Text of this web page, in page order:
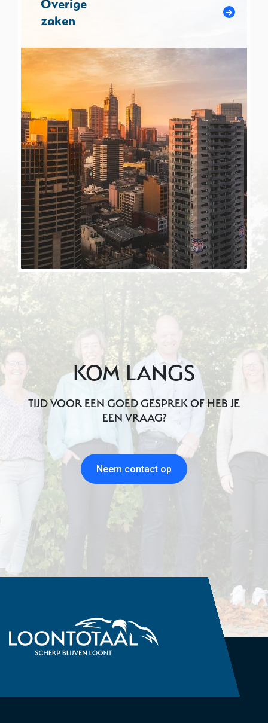
Overige
zaken
KOM LANGS
TIJD VOOR EEN GOED GESPREK OF HEB JE
EEN VRAAG?
Neem contact op